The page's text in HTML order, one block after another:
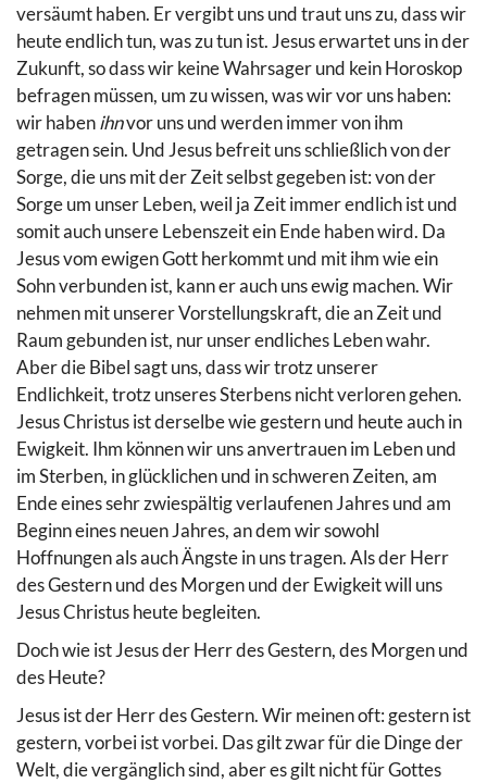
versäumt haben. Er vergibt uns und traut uns zu, dass wir
heute endlich tun, was zu tun ist. Jesus erwartet uns in der
Zukunft, so dass wir keine Wahrsager und kein Horoskop
befragen müssen, um zu wissen, was wir vor uns haben:
wir habenihnvor uns und werden immer von ihm
getragen sein. Und Jesus befreit uns schließlich von der
Sorge, die uns mit der Zeit selbst gegeben ist: von der
Sorge um unser Leben, weil ja Zeit immer endlich ist und
somit auch unsere Lebenszeit ein Ende haben wird. Da
Jesus vom ewigen Gott herkommt und mit ihm wie ein
Sohn verbunden ist, kann er auch uns ewig machen. Wir
nehmen mit unserer Vorstellungskraft, die an Zeit und
Raum gebunden ist, nur unser endliches Leben wahr.
Aber die Bibel sagt uns, dass wir trotz unserer
Endlichkeit, trotz unseres Sterbens nicht verloren gehen.
Jesus Christus ist derselbe wie gestern und heute auch in
Ewigkeit. Ihm können wir uns anvertrauen im Leben und
im Sterben, in glücklichen und in schweren Zeiten, am
Ende eines sehr zwiespältig verlaufenen Jahres und am
Beginn eines neuen Jahres, an dem wir sowohl
Hoffnungen als auch Ängste in uns tragen. Als der Herr
des Gestern und des Morgen und der Ewigkeit will uns
Jesus Christus heute begleiten.
Doch wie ist Jesus der Herr des Gestern, des Morgen und
des Heute?
Jesus ist der Herr des Gestern. Wir meinen oft: gestern ist
gestern, vorbei ist vorbei. Das gilt zwar für die Dinge der
Welt, die vergänglich sind, aber es gilt nicht für Gottes